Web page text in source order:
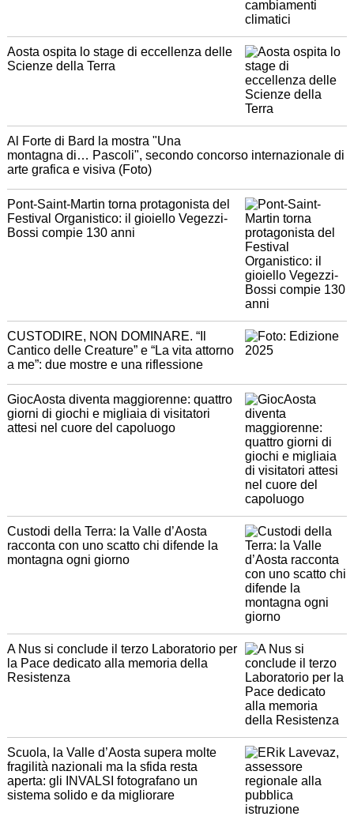
Aosta ospita lo stage di eccellenza delle
Scienze della Terra
Al Forte di Bard la mostra "Una
montagna di… Pascoli", secondo concorso internazionale di
arte grafica e visiva (Foto)
Pont-Saint-Martin torna protagonista del
Festival Organistico: il gioiello Vegezzi-
Bossi compie 130 anni
CUSTODIRE, NON DOMINARE. “Il
Cantico delle Creature” e “La vita attorno
a me”: due mostre e una riflessione
GiocAosta diventa maggiorenne: quattro
giorni di giochi e migliaia di visitatori
attesi nel cuore del capoluogo
Custodi della Terra: la Valle d’Aosta
racconta con uno scatto chi difende la
montagna ogni giorno
A Nus si conclude il terzo Laboratorio per
la Pace dedicato alla memoria della
Resistenza
Scuola, la Valle d’Aosta supera molte
fragilità nazionali ma la sfida resta
aperta: gli INVALSI fotografano un
sistema solido e da migliorare